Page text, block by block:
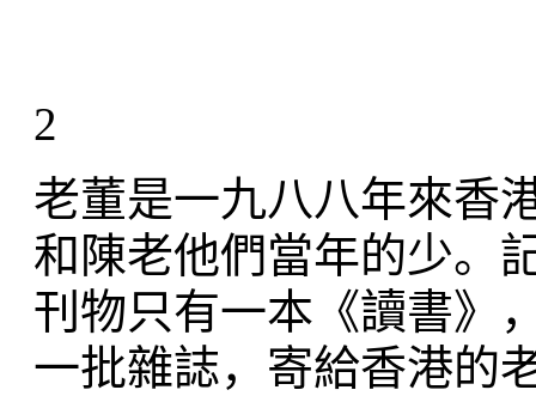
2
老董是一九八八年來香
和陳老他們當年的少。
刊物只有一本《讀書》
一批雜誌，寄給香港的